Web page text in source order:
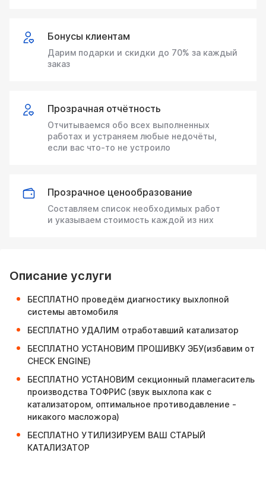
Бонусы клиентам
Дарим подарки и скидки до 70% за каждый
заказ
Прозрачная отчётность
Отчитываемся обо всех выполненных
работах и устраняем любые недочёты,
если вас что‑то не устроило
Прозрачное ценообразование
Составляем список необходимых работ
и указываем стоимость каждой из них
Описание услуги
БЕСПЛАТНО проведём диагностику выхлопной
системы автомобиля
БЕСПЛАТНО УДАЛИМ отработавший катализатор
БЕСПЛАТНО УСТАНОВИМ ПРОШИВКУ ЭБУ(избавим от
CHECK ENGINE)
БЕСПЛАТНО УСТАНОВИМ секционный пламегаситель
производства ТОФРИС (звук выхлопа как с
катализатором, оптимальное противодавление -
никакого масложора)
БЕСПЛАТНО УТИЛИЗИРУЕМ ВАШ СТАРЫЙ
КАТАЛИЗАТОР